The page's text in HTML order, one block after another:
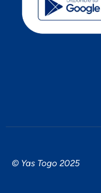
© Yas Togo 2025